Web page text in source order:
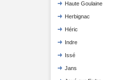
Haute Goulaine
Herbignac
Héric
Indre
Issé
Jans